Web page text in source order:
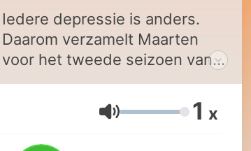
Iedere depressie is anders.
Daarom verzamelt Maarten
voor het tweede seizoen van
de podcast ervaringsverhalen
van mensen uit heel
Nederland. Elke aflevering
staat een risicogroep centraal.
Volume 1 x